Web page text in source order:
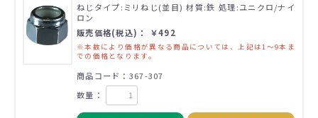
ねじタイプ:ミリねじ(並目) 材質:鉄 処理:ユニクロ/ナイ
ロン
販売価格(税込)： ￥492
※本数により価格が異なる商品については、上記は1～9本ま
での価格となります。
商品コード：367-307
数量：